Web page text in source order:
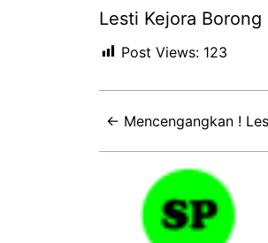
Lesti Kejora
Post Views: 123
← Mencengangkan !